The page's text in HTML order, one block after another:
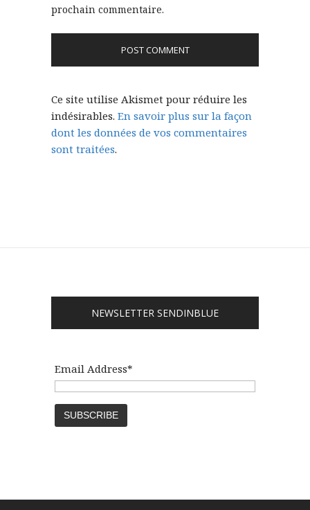
prochain commentaire.
Ce site utilise Akismet pour réduire les
indésirables. En savoir plus sur la façon
dont les données de vos commentaires
sont traitées.
NEWSLETTER SENDINBLUE
Email Address*